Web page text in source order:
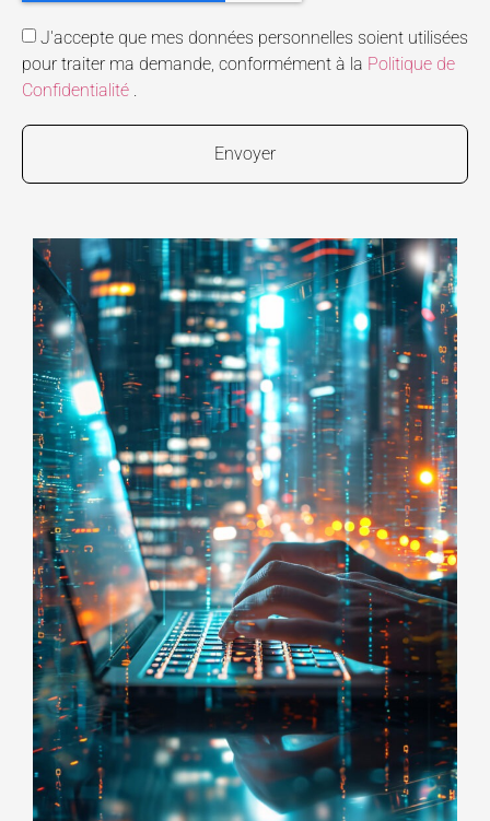
J'accepte que mes données personnelles soient utilisées
pour traiter ma demande, conformément à la Politique de
Confidentialité
Envoyer